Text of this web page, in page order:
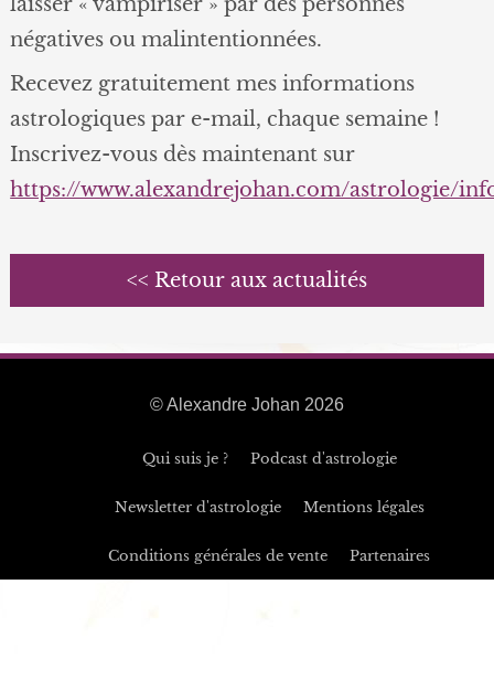
négatives ou malintentionnées.
Recevez gratuitement mes informations
astrologiques par e-mail, chaque semaine !
Inscrivez-vous dès maintenant sur
https://www.alexandrejohan.com/astrologie/
<< Retour aux actualités
© Alexandre Johan 2026
Qui suis je ? Podcast d'astrologie
Newsletter d'astrologie Mentions légales
Conditions générales de vente Partenaires